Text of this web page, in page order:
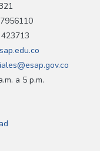
a 5 p.m.